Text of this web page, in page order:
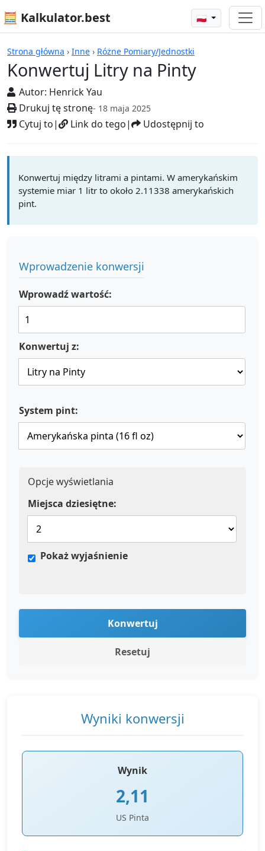
🧮 Kalkulator.best 🇵🇱
Strona główna › Inne › Różne Pomiary/Jednostki
Konwertuj Litry na Pinty
Autor: Henrick Yau
Drukuj tę stronę- 18 maja 2025
Cytuj to| Link do tego| Udostępnij to
Kalkulatory
Konwertuj między litrami a pintami. W amerykańskim
systemie miar 1 litr to około 2.11338 amerykańskich
pint.
Wprowadzenie konwersji
Wprowadź wartość:
Konwertuj z:
System pint:
Opcje wyświetlania
Miejsca dziesiętne:
Pokaż wyjaśnienie
Konwertuj
Resetuj
Wyniki konwersji
Wynik
2,11
US Pinta